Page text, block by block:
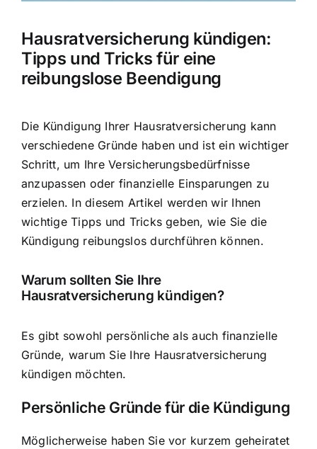
Hausratversicherung kündigen:
Tipps und Tricks für eine
reibungslose Beendigung
Die Kündigung Ihrer Hausratversicherung kann
verschiedene Gründe haben und ist ein wichtiger
Schritt, um IhreVersicherungsbedürfnisse
anzupassen oder finanzielle Einsparungen zu
erzielen. In diesem Artikel werden wir Ihnen
wichtige Tipps und Tricks geben, wie Sie die
Kündigung reibungslos durchführen können.
Warum sollten Sie Ihre
Hausratversicherung kündigen?
Es gibt sowohl persönliche als auch finanzielle
Gründe, warum Sie Ihre Hausratversicherung
kündigen möchten.
Persönliche Gründe für die Kündigung
Möglicherweise haben Sie vor kurzem geheiratet